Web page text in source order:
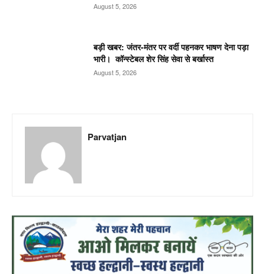
August 5, 2026
बड़ी खबर: जंतर-मंतर पर वर्दी पहनकर भाषण देना पड़ा
भारी। कॉन्स्टेबल शेर सिंह सेवा से बर्खास्त
August 5, 2026
Parvatjan